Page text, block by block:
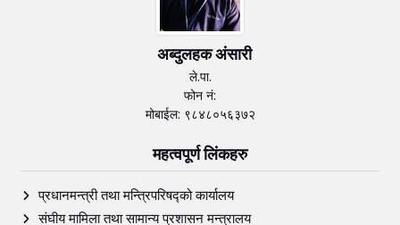
अब्दुलहक अंसारी
ले.पा.
फोन नं:
मोबाईल: ९८४८०५६३७२
महत्वपूर्ण लिंकहरु
प्रधानमन्त्री तथा मन्त्रिपरिषद्को कार्यालय
संघीय मामिला तथा सामान्य प्रशासन मन्त्रालय